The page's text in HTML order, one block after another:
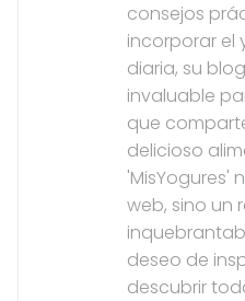
consejos
incorporar el
diaria, su
invaluable
que
delicioso
'MisYogures'
web, sino un
deseo de
descubrir